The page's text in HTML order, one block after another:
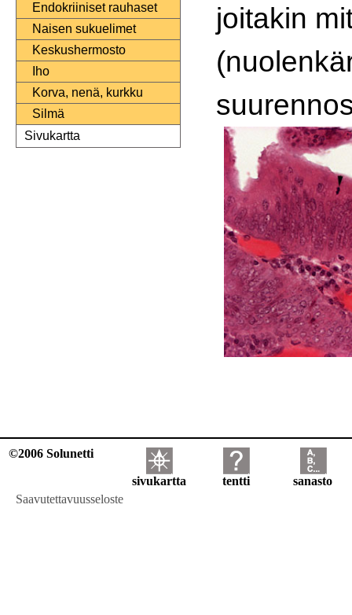
Endokriiniset rauhaset
Naisen sukuelimet
Keskushermosto
Iho
Korva, nenä, kurkku
Silmä
Sivukartta
joitakin
©2006 Solunetti
sivukartta tentti
sanasto
Saavutettavuusseloste